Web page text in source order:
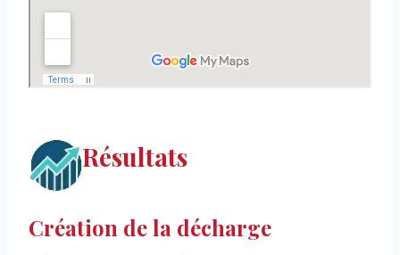
Résultats
Création de la décharge